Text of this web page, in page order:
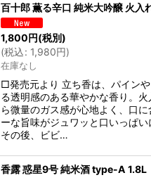
百十郎 薫る辛口 純米大吟醸 火入
1,800円(税別)
(税込: 1,980円)
在庫なし
□発売元より 立ち香は、パイン
る透明感のある華やかな香り。
ら微量のガス感が心地よく、口
ーな旨味がジュワッと口いっぱい
その後、ビビ…
香露 惑星9号 純米酒 type-A 1.8L